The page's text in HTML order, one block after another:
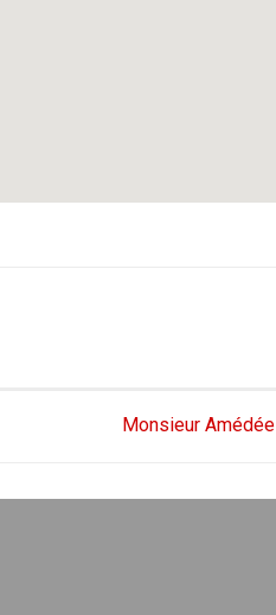
Monsieur Amédée